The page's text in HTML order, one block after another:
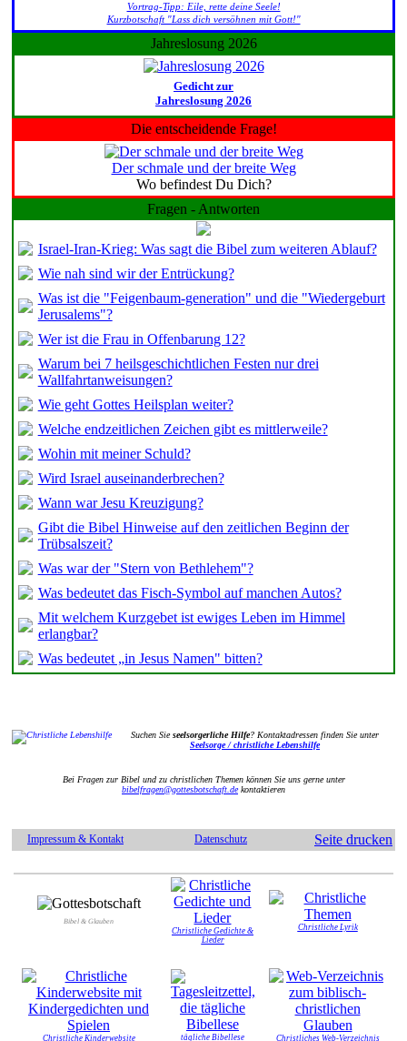
Vortrag-Tipp: Eile, rette deine Seele!
Kurzbotschaft "Lass dich versöhnen mit Gott!"
Jahreslosung 2026
Gedicht zur
Jahreslosung 2026
Die entscheidende Frage!
Der schmale und der breite Weg
Wo befindest Du Dich?
Fragen - Antworten
Israel-Iran-Krieg: Was sagt die Bibel zum weiteren Ablauf?
Wie nah sind wir der Entrückung?
Was ist die "Feigenbaum-generation" und die "Wiedergeburt
Jerusalems"?
Wer ist die Frau in Offenbarung 12?
Warum bei 7 heilsgeschichtlichen Festen nur drei
Wallfahrtanweisungen?
Wie geht Gottes Heilsplan weiter?
Welche endzeitlichen Zeichen gibt es mittlerweile?
Wohin mit meiner Schuld?
Wird Israel auseinanderbrechen?
Wann war Jesu Kreuzigung?
Gibt die Bibel Hinweise auf den zeitlichen Beginn der
Trübsalszeit?
Was war der "Stern von Bethlehem"?
Was bedeutet das Fisch-Symbol auf manchen Autos?
Mit welchem Kurzgebet ist ewiges Leben im Himmel
erlangbar?
Was bedeutet „in Jesus Namen" bitten?
Suchen Sieseelsorgerliche Hilfe? Kontaktadressen finden Sie unter
Seelsorge / christliche Lebenshilfe
Bei Fragen zur Bibel und zu christlichen Themen können Sie uns gerne unter
bibelfragen@gottesbotschaft.dekontaktieren
Impressum & Kontakt Datenschutz Seite drucken
Bibel & Glauben
Christliche Gedichte &
Lieder
Christliche Lyrik
Christliche Kinderwebsite tägliche Bibellese Christliches Web-Verzeichnis